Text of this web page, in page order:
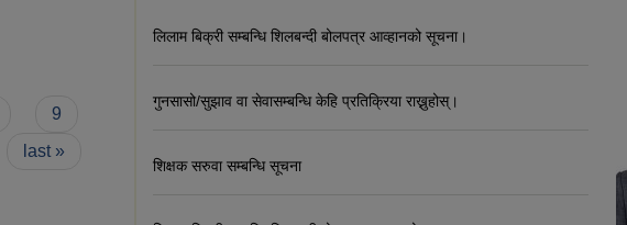
9
last »
लिलाम बिक्री सम्बन्धि शिलबन्दी बोलपत्र आव्हानको सूचना।
गुनसासो/सुझाव वा सेवासम्बन्धि केहि प्रतिक्रिया राख्नुहोस्।
शिक्षक सरुवा सम्बन्धि सूचना